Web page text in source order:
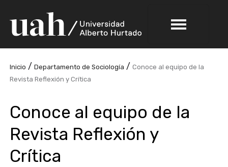
Inicio /Departamento de Sociología /Conoce al equipo de la
Revista Reflexión y Crítica
Conoce al equipo de la
Revista Reflexión y
Crítica